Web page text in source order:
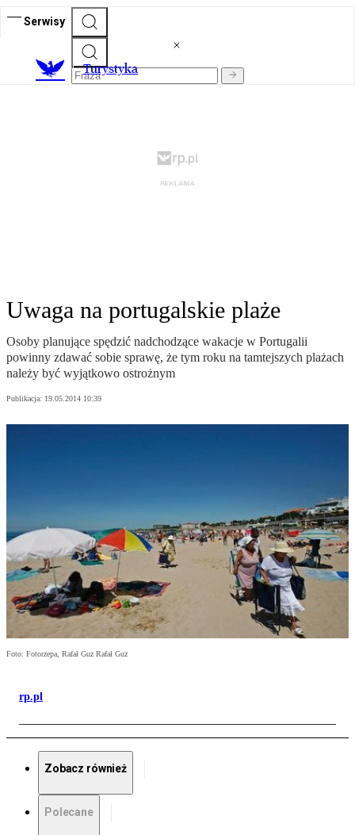
Serwisy
Turystyka
Uwaga na portugalskie plaże
Osoby planujące spędzić nadchodzące wakacje w Portugalii
powinny zdawać sobie sprawę, że tym roku na tamtejszych plażach
należy być wyjątkowo ostrożnym
Publikacja: 19.05.2014 10:39
Foto: Fotorzepa, Rafał Guz Rafał Guz
rp.pl
Zobacz również
Polecane